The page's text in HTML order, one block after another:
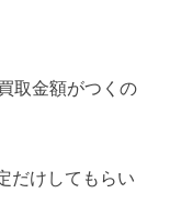
取金額がつくの
だけしてもらい